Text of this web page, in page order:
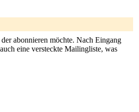
abonnieren möchte. Nach Eingang
eine versteckte Mailingliste, was